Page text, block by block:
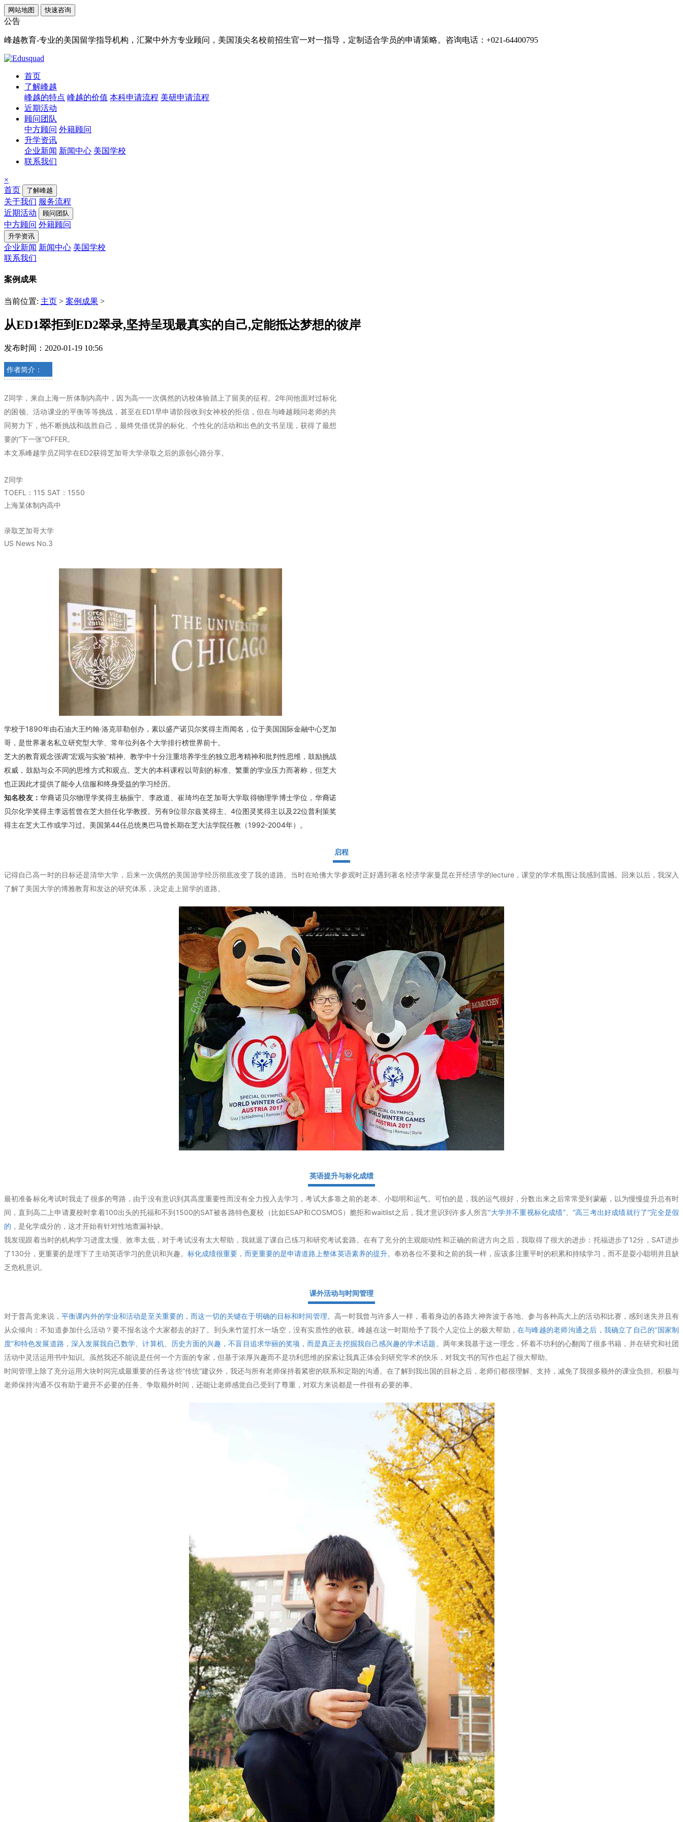
网站地图 快速咨询
公告
峰越教育-专业的美国留学指导机构，汇聚中外方专业顾问，美国顶尖名校前招生官一对一指导，定制适合学员的申请策略。咨询电话：+021-64400795
首页
了解峰越
峰越的特点 峰越的价值 本科申请流程 美研申请流程
近期活动
顾问团队
中方顾问 外籍顾问
升学资讯
企业新闻 新闻中心 美国学校
联系我们
×
首页
了解峰越
关于我们 服务流程
近期活动
顾问团队
中方顾问 外籍顾问
升学资讯
企业新闻 新闻中心 美国学校
联系我们
案例成果
当前位置: 主页 > 案例成果 >
从ED1翠拒到ED2翠录,坚持呈现最真实的自己,定能抵达梦想的彼岸
发布时间：2020-01-19 10:56
作者简介：
Z同学，来自上海一所体制内高中，因为高一一次偶然的访校体验踏上了留美的征程。2年间他面对过标化
的困顿、活动课业的平衡等等挑战，甚至在ED1早申请阶段收到女神校的拒信，但在与峰越顾问老师的共
同努力下，他不断挑战和战胜自己，最终凭借优异的标化、个性化的活动和出色的文书呈现，获得了最想
要的“下一张”OFFER。
本文系峰越学员Z同学在ED2获得芝加哥大学录取之后的原创心路分享。
Z同学
TOEFL：115 SAT：1550
上海某体制内高中
录取芝加哥大学
US News No.3
学校于1890年由石油大王约翰·洛克菲勒创办，素以盛产诺贝尔奖得主而闻名，位于美国国际金融中心芝加
哥，是世界著名私立研究型大学、常年位列各个大学排行榜世界前十。
芝大的教育观念强调“宏观与实验”精神、教学中十分注重培养学生的独立思考精神和批判性思维，鼓励挑战
权威，鼓励与众不同的思维方式和观点。芝大的本科课程以苛刻的标准、繁重的学业压力而著称，但芝大
也正因此才提供了能令人信服和终身受益的学习经历。
知名校友：华裔诺贝尔物理学奖得主杨振宁、李政道、崔琦均在芝加哥大学取得物理学博士学位，华裔诺
贝尔化学奖得主李远哲曾在芝大担任化学教授。另有9位菲尔兹奖得主、4位图灵奖得主以及22位普利策奖
得主在芝大工作或学习过。美国第44任总统奥巴马曾长期在芝大法学院任教（1992-2004年）。
启程
记得自己高一时的目标还是清华大学，后来一次偶然的美国游学经历彻底改变了我的道路。当时在哈佛大学参观时正好遇到著名经济学家曼昆在开经济学的lecture，课堂的学术氛围让我感到震撼。回来以后，我深入
了解了美国大学的博雅教育和发达的研究体系，决定走上留学的道路。
英语提升与标化成绩
最初准备标化考试时我走了很多的弯路，由于没有意识到其高度重要性而没有全力投入去学习，考试大多靠之前的老本、小聪明和运气。可怕的是，我的运气很好，分数出来之后常常受到蒙蔽，以为慢慢提升总有时
间，直到高二上申请夏校时拿着100出头的托福和不到1500的SAT被各路特色夏校（比如ESAP和COSMOS）脆拒和waitlist之后，我才意识到许多人所言“大学并不重视标化成绩”、“高三考出好成绩就行了”完全是假
的 ，是化学成分的，这才开始有针对性地查漏补缺。
我发现跟着当时的机构学习进度太慢、效率太低，对于考试没有太大帮助，我就退了课自己练习和研究考试套路。在有了充分的主观能动性和正确的前进方向之后，我取得了很大的进步：托福进步了12分，SAT进步
了130分，更重要的是埋下了主动英语学习的意识和兴趣。标化成绩很重要，而更重要的是申请道路上整体英语素养的提升。 奉劝各位不要和之前的我一样，应该多注重平时的积累和持续学习，而不是耍小聪明并且缺
乏危机意识。
课外活动与时间管理
对于普高党来说，平衡课内外的学业和活动是至关重要的，而这一切的关键在于明确的目标和时间管理。 高一时我曾与许多人一样，看着身边的各路大神奔波于各地、参与各种高大上的活动和比赛，感到迷失并且有
从众倾向：不知道参加什么活动？要不报名这个大家都去的好了。到头来竹篮打水一场空，没有实质性的收获。峰越在这一时期给予了我个人定位上的极大帮助，在与峰越的老师沟通之后，我确立了自己的“国家制
度”和特色发展道路，深入发展我自己数学、计算机、历史方面的兴趣，不盲目追求华丽的奖项，而是真正去挖掘我自己感兴趣的学术话题。 两年来我基于这一理念，怀着不功利的心翻阅了很多书籍，并在研究和社团
活动中灵活运用书中知识。虽然我还不能说是任何一个方面的专家，但基于浓厚兴趣而不是功利思维的探索让我真正体会到研究学术的快乐，对我文书的写作也起了很大帮助。
时间管理上除了充分运用大块时间完成最重要的任务这些“传统”建议外，我还与所有老师保持着紧密的联系和定期的沟通。在了解到我出国的目标之后，老师们都很理解、支持，减免了我很多额外的课业负担。积极与
老师保持沟通不仅有助于避开不必要的任务、争取额外时间，还能让老师感觉自己受到了尊重，对双方来说都是一件很有必要的事。